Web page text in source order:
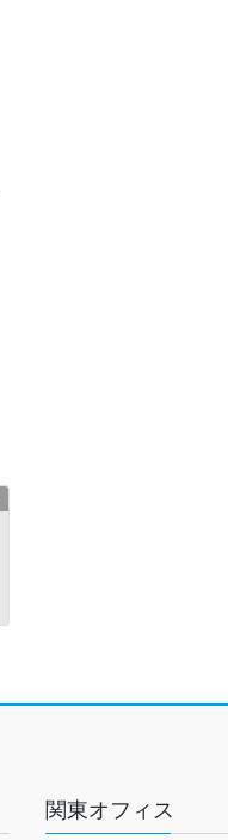
関東オフィス